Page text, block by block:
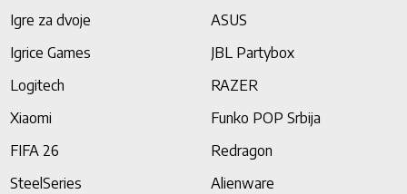
Igre za dvoje
ASUS
Igrice Games
JBL Partybox
Logitech
RAZER
Xiaomi
Funko POP Srbija
FIFA 26
Redragon
SteelSeries
Alienware